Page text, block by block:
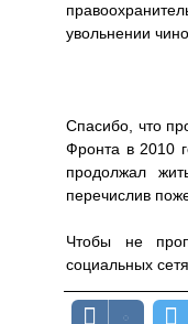
увольнении
Спасибо, что
Фронта в 2010
продолжал
перечислив
Чтобы не
социальных